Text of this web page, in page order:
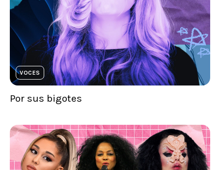
VOCES
Por sus bigotes